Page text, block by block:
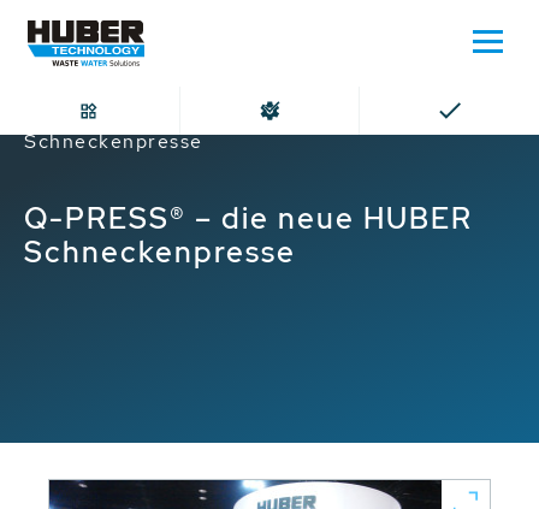
Home
Q-PRESS® – die neue HUBER
Schneckenpresse
Q-PRESS® – die neue HUBER
Schneckenpresse